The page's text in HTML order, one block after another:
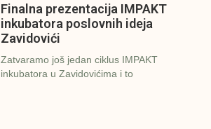
Finalna prezentacija IMPAKT
inkubatora poslovnih ideja
Zavidovići
Zatvaramo još jedan ciklus IMPAKT
inkubatora u Zavidovićima i to